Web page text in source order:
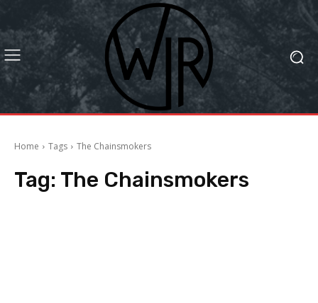
Home Tags The Chainsmokers
Tag: The Chainsmokers